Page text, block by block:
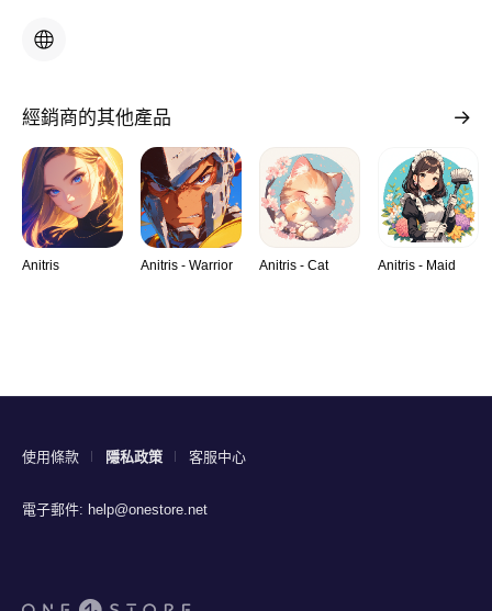
經銷商的其他產品
Anitris Anitris - Warrior Anitris - Cat Anitris - Maid
使用條款 隱私政策 客服中心
電子郵件: help@onestore.net